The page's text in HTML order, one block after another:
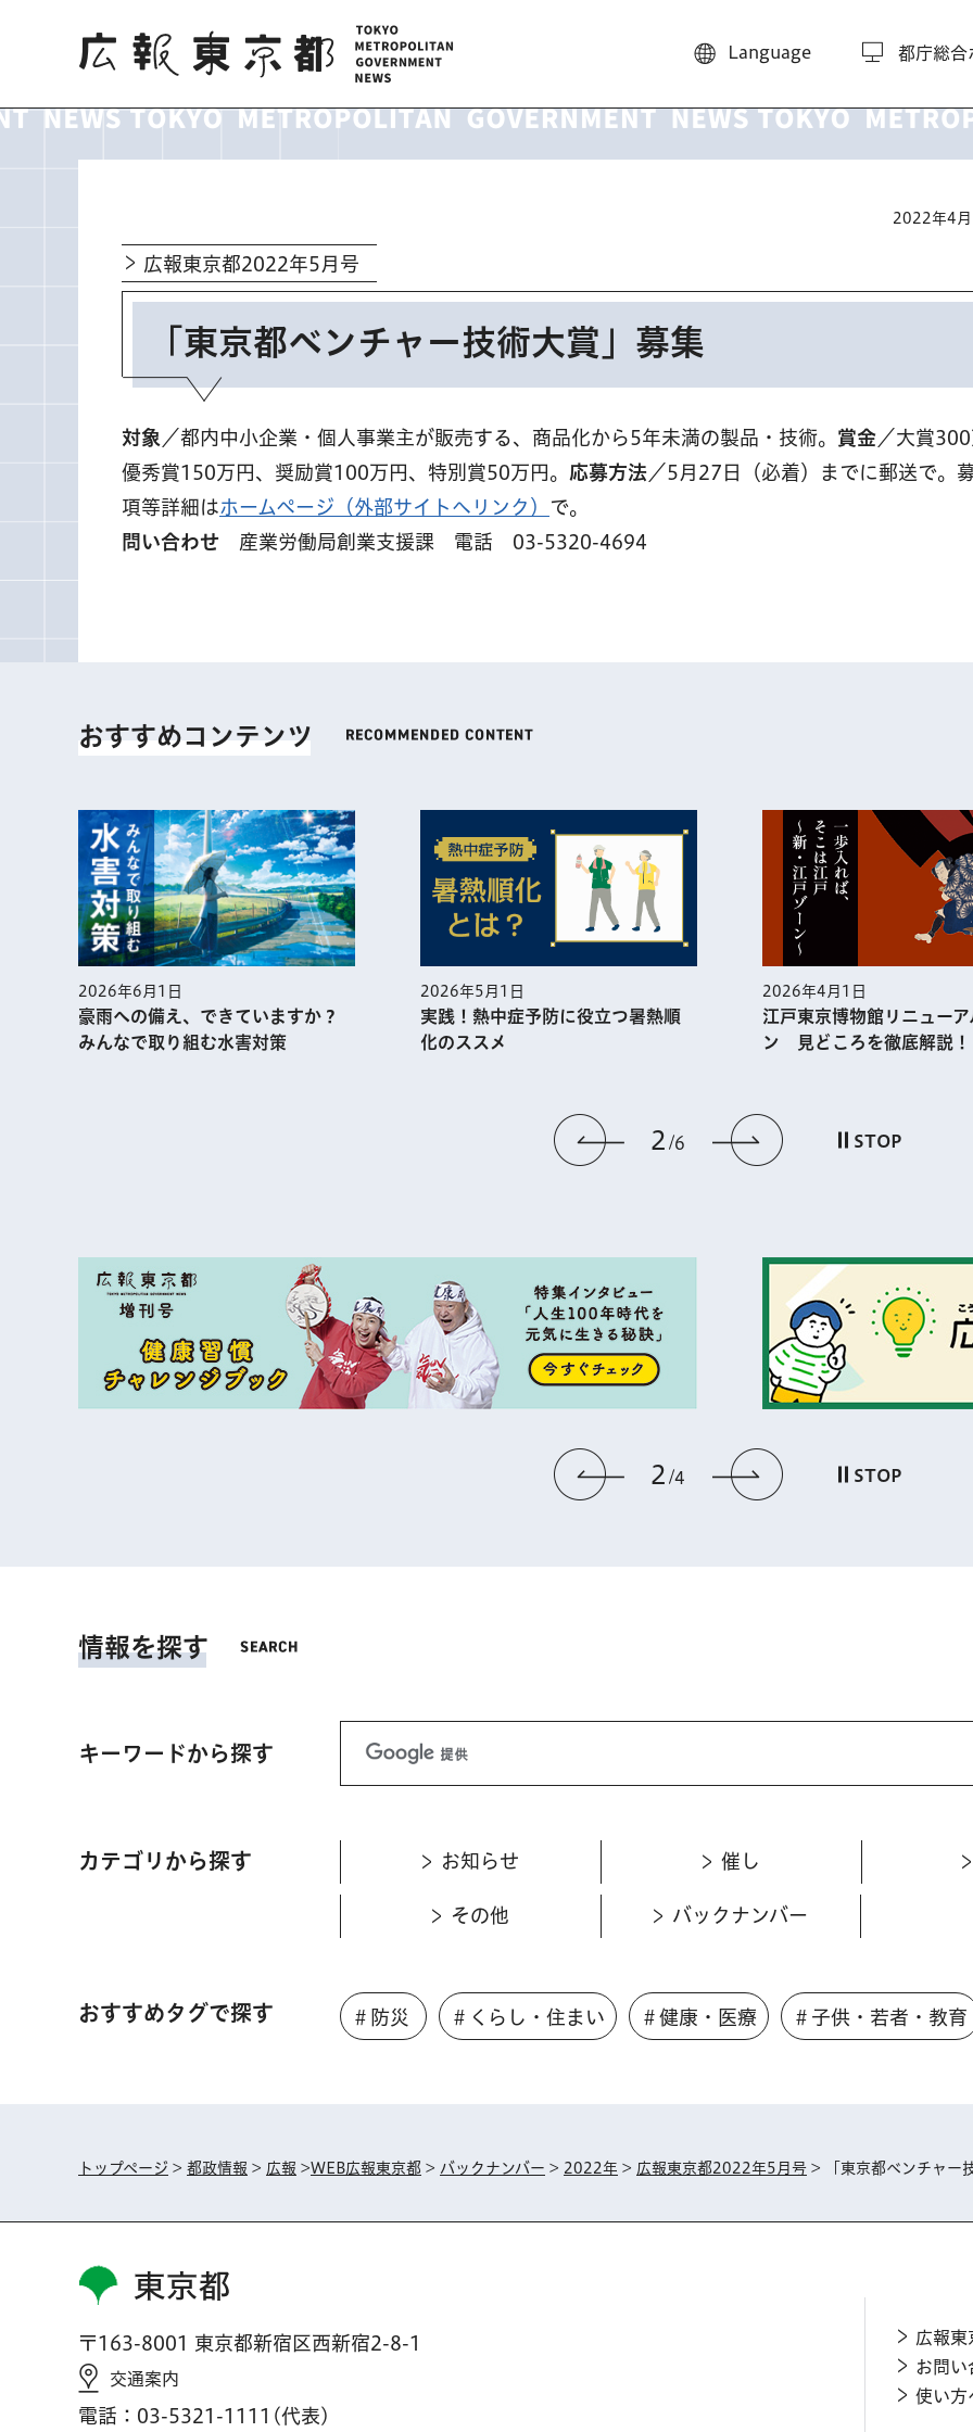
広報東京都
Language 都庁総合
2022年4
広報東京都2022年5月号
「東京都ベンチャー技術大賞」募集
対象 ／都内中小企業・個人事業主が販売する、商品化から5年未満の製品・技術。 賞金 ／大賞
優秀賞150万円、奨励賞100万円、特別賞50万円。 応募方法 ／5月27日（必着）までに郵送で。
項等詳細はホームページ（外部サイトへリンク）
で。
問い合わせ 産業労働局創業支援課 電話 03-5320-4694
おすすめコンテンツ
前のスライドを表示
2 6 次のスライド
STOP
2026年6月1日
豪雨への備え、できていますか？
みんなで取り組む水害対策
2026年5月1日
実践！熱中症予防に役⽴つ暑熱順
化のススメ
2026年4月1日
江戸東京博物館リニューア
ン 見どころを徹底解説！
前のスライドを表示
2 4 次のスライド
STOP
情報を探す
キーワードから探す
カテゴリから探す お知らせ 催し
その他 バックナンバー
おすすめタグで探す ＃防災 ＃くらし・住まい ＃健康・医療 ＃子供・若者・教育
トップページ > 都政情報 > 広報 >WEB広報東京都 > バックナンバー > 2022年 > 広報東京都2022年5月号 > 「東京都ベンチャー
東京都
〒163-8001 東京都新宿区西新宿2-8-1
交通案内
電話：03-5321-1111(代表)
広報東
お問い
使い方